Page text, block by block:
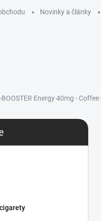
Novinky a články
BOOSTER Energy 40mg - Coffee